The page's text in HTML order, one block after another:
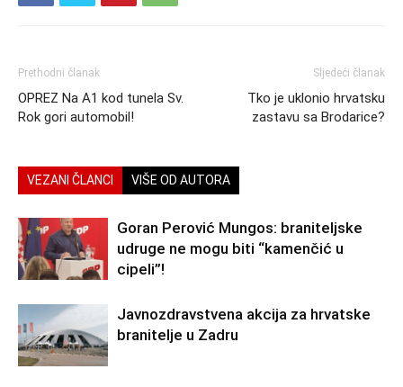
Prethodni članak
OPREZ Na A1 kod tunela Sv.
Rok gori automobil!
Sljedeći članak
Tko je uklonio hrvatsku
zastavu sa Brodarice?
VEZANI ČLANCI VIŠE OD AUTORA
Goran Perović Mungos: braniteljske
udruge ne mogu biti “kamenčić u
cipeli”!
Javnozdravstvena akcija za hrvatske
branitelje u Zadru